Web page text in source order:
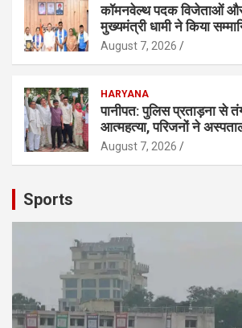
कॉमनवेल्थ पदक विजेताओं और
मुख्यमंत्री धामी ने किया
August 7, 2026
HARYANA
पानीपत: पुलिस प्रताड़ना से
आत्महत्या, परिजनों ने
August 7, 2026
Sports